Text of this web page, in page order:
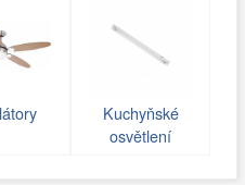
Kuchyňské
osvětlení